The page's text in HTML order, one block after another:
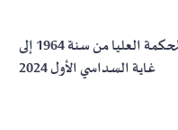
عدد الطعون المسجلة على مستوى المحكمة العليا من سنة 1964 إلى
غاية السداسي الأول 2024